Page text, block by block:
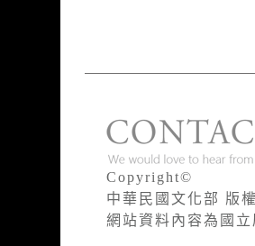
版權宣告
Copyright©
中華民國文化部 版
網站資料內容為國